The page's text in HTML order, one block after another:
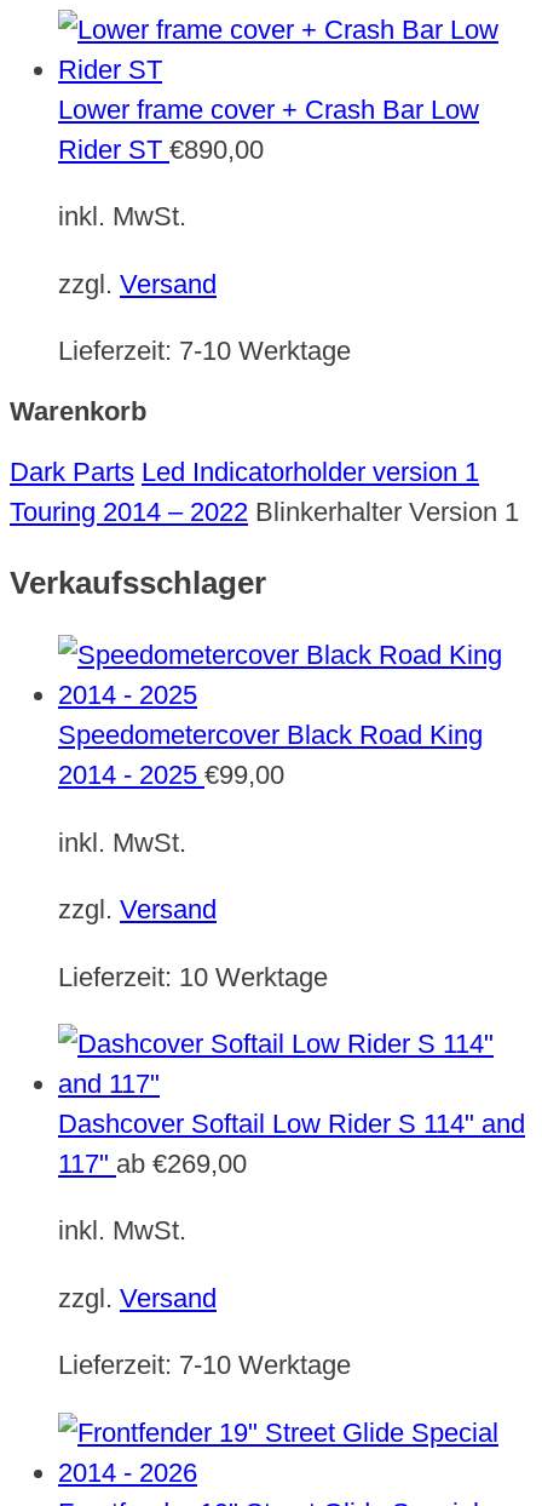
Lower frame cover + Crash Bar Low
Rider ST €890,00
inkl. MwSt.
zzgl. Versand
Lieferzeit: 7-10 Werktage
Warenkorb
Dark Parts Led Indicatorholder version 1
Touring 2014 – 2022 Blinkerhalter Version 1
Verkaufsschlager
Speedometercover Black Road King
2014 - 2025 €99,00
inkl. MwSt.
zzgl. Versand
Lieferzeit: 10 Werktage
Dashcover Softail Low Rider S 114" and
117" ab €269,00
inkl. MwSt.
zzgl. Versand
Lieferzeit: 7-10 Werktage